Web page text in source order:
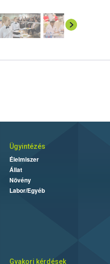
Ügyintézés
Élelmiszer
Állat
Növény
Labor/Egyéb
Gyakori kérdések